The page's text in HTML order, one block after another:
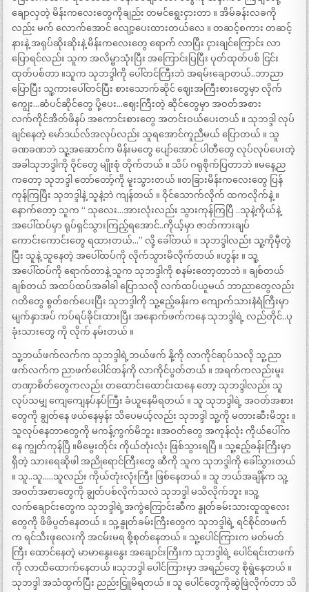
ချောလှတဲ့ မိန်းကလေးတွေကိုချည်း တမင်ရွေးငှားတာ ။ အိမ်ခန်းလခကို
လည်း မက် လောက်အောင် လျော့ပေးထားတယ်လေ ။ တဆင့်စကား တဆင့်
နားနဲ့ အရုပ်ဆိုးဆိုးနဲ့ မိန်းကလေးတွေ ရောက် လာပြီး ငှားချင်ကြောင်း လာ
ပြောရင်လည်း သူက အလိမ္မာသုံးပြီး အကြောင်းပြပြီး ပုတ်ထုတ်ပစ် ငြင်း
ထုတ်ပစ်တာ ။သူက သုဘဒ္ဒါကို ပေါ်တင်ကြီးဘဲ အရမ်းချောတယ်..ဘာညာ
ပြောပြီး သူ့ကားပေါ်တင်ပြီး စားသောက်ဆိုင် ဈေးအကြီးစားတွေမှာ လိုက်
ကျွေး…ဆံပင်ဆိုင်တွေ ပို့ပေး…ဈေးကြီးတဲ့ ဆိုင်တွေမှာ အဝတ်အစား
လက်ကိုင်အိတ်ဖိနပ် အကောင်းစားတွေ အတင်းဝယ်ပေးတယ် ။ သုဘဒ္ဒါ လုပ်
ချင်နေတဲ့ မော်ဒယ်လ်အလုပ်လည်း သူရအောင်ကူညီမယ် ပြောတယ် ။ သူ
ခဏခဏဘဲ သူ့အဆောင်က မိန်းမတွေ ပျော်အောင် ပါတီတွေ လုပ်လုပ်ပေးတဲ့
အခါသုဘဒ္ဒါကို ဝိုင်တွေ မျိုးစုံ တိုက်တယ် ။ သိပ် ဂရုစိုက်ပြတာဘဲ ။မနေ့ည
ကတော့ သုဘဒ္ဒါ တော်တော့်ကို မူးသွားတယ် ။တခြားမိန်းကလေးတွေ ပြန်
ကုန်ကြပြီး သုဘဒ္ဒါနဲ့ သူနဲ့ဘဲ ကျန်တယ် ။ ဝိုင်သောက်လိုက် ထကလိုက်နဲ့ ။
နောက်တော့ သူက “ သုလေး…အားလုံးလည်း သွားကုန်ကြပြီ ..သုနဲ့ကိုယ်နဲ့
အပေါ်ထပ်မှာ ရုပ်ရှင်သွားကြည့်ရအောင်..ကိုယ့်မှာ ဇာတ်ကားချပ်
ကောင်းကောင်းတွေ ရထားတယ်…” လို့ ခေါ်တယ် ။ သုဘဒ္ဒါလည်း သူ့ကိုမှီတွဲ
ပြီး သူနဲ့ သူနေတဲ့ အပေါ်ထပ်ကို လိုက်သွားမိလိုက်တယ် ။ဟွန်း ။ သူ့
အပေါ်ထပ်ကို ရောက်တာနဲ့ သူက သုဘဒ္ဒါကို စနမ်းတော့တာဘဲ ။ ချစ်တယ်
ချစ်တယ် အထပ်ထပ်အခါခါ ပြောသလို လက်ထပ်ယူမယ် ဘာညာတွေလည်း
ဂတိတွေ စွတ်စက်ပေးပြီး သုဘဒ္ဒါကို သူ့ဧည့်ခန်းက ကျောက်သားနံရံကြီးမှာ
မျက်နှာအပ် ကပ်ရပ်ခိုင်းထားပြီး အနောက်ဖက်ကနေ သုဘဒ္ဒါရဲ့ လည်တိုင်..ပု
ခုံးသားတွေ ကို လိုက် နမ်းတယ် ။
သူ့ဘယ်ဖက်လက်က သုဘဒ္ဒါရဲ့ဘယ်ဖက် နို့ကို လာကိုင်ဆုပ်သလို သူ့ညာ
ဖက်လက်က ညာဖက်ပေါင်တန်ကို လာကိုင်ပွတ်တယ် ။ အရက်ကလည်းမူး
တဏှာစိတ်တွေကလည်း တထောင်းထောင်းထနေ တော့ သုဘဒ္ဒါလည်း သူ
လုပ်သမျှ ကျေကျေနပ်နပ်ကြီး ခံယူနေမိရတယ် ။ သူ သုဘဒ္ဒါရဲ့ အဝတ်အစား
တွေကို ချွတ်နေ ဖယ်နေမှန်း သိပေမယ့်လည်း သုဘဒ္ဒါ သူ့ကို မတားဆီးမိဘူး ။
သူလုပ်နေတာတွေကို မကန့်ကွက်မိဘူး ။အဝတ်တွေ အကုန်လုံး ကိုယ်ပေါ်က
နေ ကျွတ်ကုန်ပြီ ။မိမွေးတိုင်း ကိုယ်တုံးလုံး ဖြစ်သွားရပြီ ။ သူ့ဧည့်ခန်းကြီးမှာ
ရှိတဲ့ သားရေဆိုဖါ အညိုရောင်ကြီးတွေ ဆီကို သူက သုဘဒ္ဒါကို ခေါ်သွားတယ်
။ သူ..သူ…..သူလည်း ကိုယ်တုံးလုံးကြီး ဖြစ်နေတယ် ။ သူ ဘယ်အချိန်က သူ့
အဝတ်အစာတွေကို ချွတ်ပစ်လိုက်သလဲ သုဘဒ္ဒါ မသိလိုက်ဘူး ။သူ့
လက်ချောင်းတွေက သုဘဒ္ဒါရဲ့အကွဲကြောင်းဆီက နွုတ်ခမ်းသားထူထူလေး
တွေကို ဖိဖိပွတ်နေတယ် ။ သူ့နွုတ်ခမ်းကြီးတွေက သုဘဒ္ဒါရဲ့ ရင်စိုင်တဖက်
က ရင်သီးဖုလေးကို အငမ်းမရ စို့စုတ်နေတယ် ။ သူ့ပေါင်ကြားက မတ်မတ်
ကြီး ထောင်နေတဲ့ မာမာနွေးနွေး အချောင်းကြီးက သုဘဒ္ဒါရဲ့ ပေါင်ရင်းတဖက်
ကို လာထိထောက်နေတယ် ။သုဘဒ္ဒါ ပေါင်ကြားမှာ အရည်တွေ စိုရွဲနေတယ် ။
သုဘဒ္ဒါ အသံထွက်ပြီး ညည်းငြူမိရတယ် ။ သူ ပေါင်တွေကိုဆွဲဖြဲလိုက်တာ သိ